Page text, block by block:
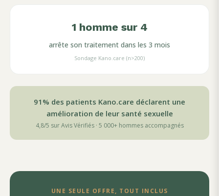
1 homme sur 4
arrête son traitement dans les 3 mois
Sondage Kano.care (n>200)
91% des patients Kano.care déclarent une
amélioration de leur santé sexuelle
4,8/5 sur Avis Vérifiés · 5 000+ hommes accompagnés
UNE SEULE OFFRE, TOUT INCLUS